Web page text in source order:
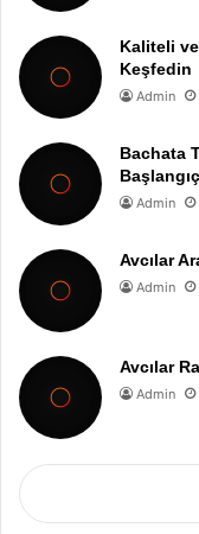
Kaliteli ve
Keşfedin
Admin
Bachata
Başlangıç
Admin
Avcılar
Admin
Avcılar
Admin